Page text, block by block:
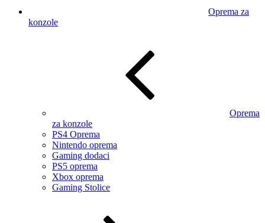
Oprema za
konzole
Oprema
za konzole
PS4 Oprema
Nintendo oprema
Gaming dodaci
PS5 oprema
Xbox oprema
Gaming Stolice